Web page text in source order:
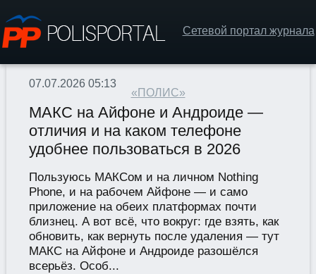
Сетевой портал журнала
«ПОЛИС»
07.07.2026 05:13
МАКС на Айфоне и Андроиде —
отличия и на каком телефоне
удобнее пользоваться в 2026
Пользуюсь МАКСом и на личном Nothing
Phone, и на рабочем Айфоне — и само
приложение на обеих платформах почти
близнец. А вот всё, что вокруг: где взять, как
обновить, как вернуть после удаления — тут
МАКС на Айфоне и Андроиде разошёлся
всерьёз. Особ...